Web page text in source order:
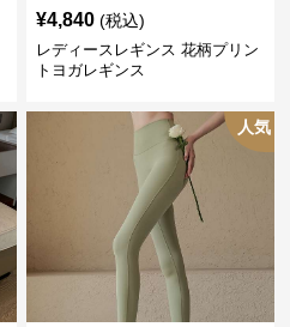
¥4,840 (税込)
レディースレギンス 花柄プリン
トヨガレギンス
人気